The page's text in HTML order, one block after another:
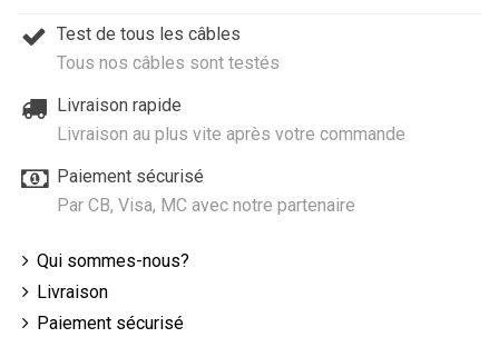
Test de tous les câbles
Tous nos câbles sont testés
Livraison rapide
Livraison au plus vite après votre commande
Paiement sécurisé
Par CB, Visa, MC avec notre partenaire
Qui sommes-nous?
Livraison
Paiement sécurisé